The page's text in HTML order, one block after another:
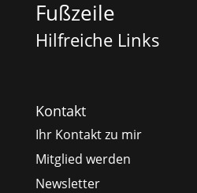
Fußzeile
Hilfreiche Links
Kontakt
Ihr Kontakt zu mir
Mitglied werden
Newsletter